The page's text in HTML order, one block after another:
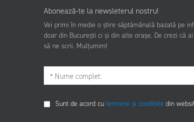
Abonează-te la newsleterul nostru!
Vei primi în medie o știre săptămânală bazată pe
doar din București ci și din alte orașe. De crezi că
să ne scrii. Mulțumim!
Sunt de acord cu termenii și condițiile din